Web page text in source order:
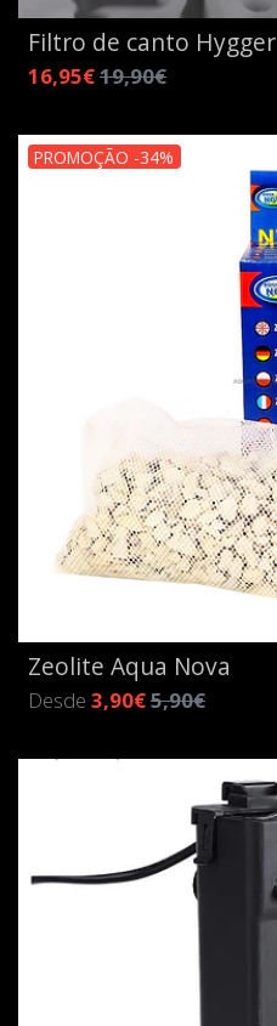
Filtro de canto Hygger
16,95€19,90€
PROMOÇÃO -34%
Zeolite Aqua Nova
Desde 3,90€5,90€